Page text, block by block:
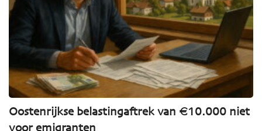
Oostenrijkse belastingaftrek van €10.000 niet
voor emigranten